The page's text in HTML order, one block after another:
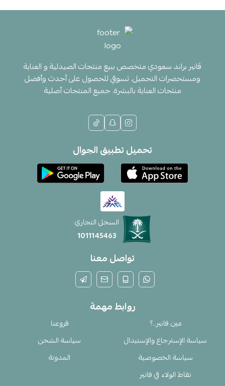
ڤانير براند سعودي متخصص ببيع منتجات الصيدلية و العناية
ومستحضرات التجميل. تسوقي للحصول على أحدث وأفضل
منتجات العناية بالبشرة. جميع المنتجات أصلية
تحميل تطبيق الجوال
السجل التجاري
1011145463
تواصل معنا
روابط مهمة
مين فانير..؟
فروعنا
سياسة الإسترجاع والإستبدال
سياسة الشحن
سياسة الخصوصية
المدونة
نقاط الولاء في فانير